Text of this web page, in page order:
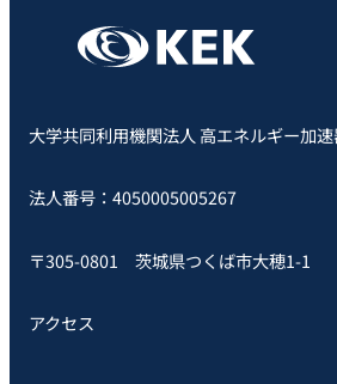
大学共同利用機関法人 高エネルギー加
法人番号：4050005005267
〒305-0801 茨城県つくば市大穂1-1
アクセス